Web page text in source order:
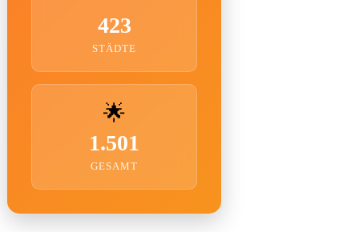
423
STÄDTE
🌟
1.501
GESAMT